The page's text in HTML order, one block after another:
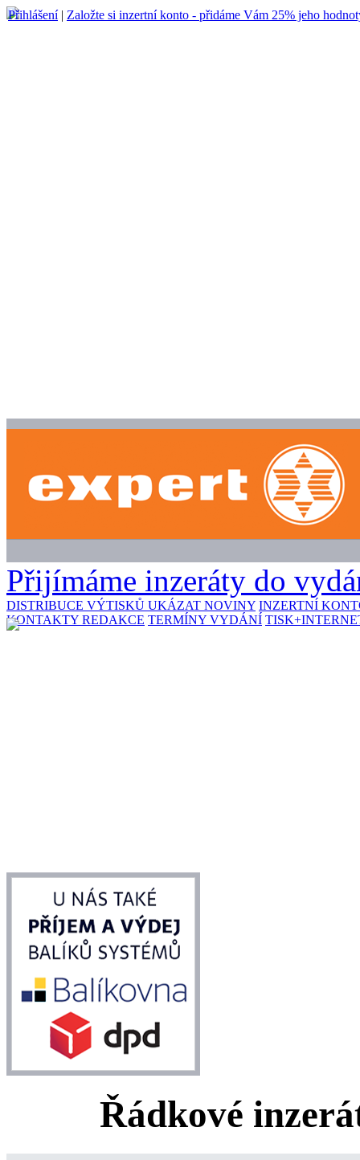
Přihlášení| Založte si inzertní konto - přidáme Vám 25% jeho
Přijímáme inzeráty do
DISTRIBUCE VÝTISKŮ UKÁZAT NOVINY INZERTNÍ
KONTAKTY REDAKCE TERMÍNY VYDÁNÍ
Řádkové